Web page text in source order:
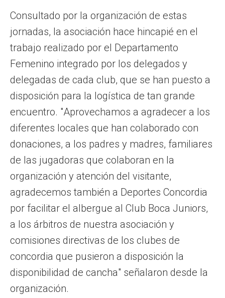
Consultado por la organización de estas
jornadas, la asociación hace hincapié en el
trabajo realizado por el Departamento
Femenino integrado por los delegados y
delegadas de cada club, que se han puesto a
disposición para la logística de tan grande
encuentro. "Aprovechamos a agradecer a los
diferentes locales que han colaborado con
donaciones, a los padres y madres, familiares
de las jugadoras que colaboran en la
organización y atención del visitante,
agradecemos también a Deportes Concordia
por facilitar el albergue al Club Boca Juniors,
a los árbitros de nuestra asociación y
comisiones directivas de los clubes de
concordia que pusieron a disposición la
disponibilidad de cancha" señalaron desde la
organización.